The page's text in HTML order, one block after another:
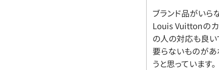
ブランド品がいら
Louis Vuittonの
の人の対応も良い
要らないものがあ
うと思っています。